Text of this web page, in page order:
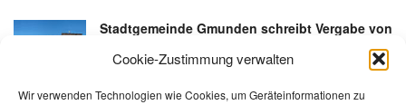
Cookie-Zustimmung verwalten
Wir verwenden Technologien wie Cookies, um Geräteinformationen zu
Stadtgemeinde Gmunden schreibt Vergabe von
Gastronomiebetrieb an der Esplanade neu aus